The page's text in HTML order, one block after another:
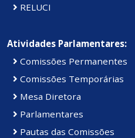
RELUCI
Atividades Parlamentares:
Comissões Permanentes
Comissões Temporárias
Mesa Diretora
Parlamentares
Pautas das Comissões